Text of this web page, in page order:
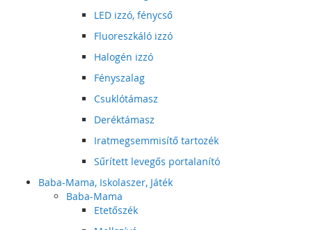
LED izzó, fénycső
Fluoreszkáló izzó
Halogén izzó
Fényszalag
Csuklótámasz
Deréktámasz
Iratmegsemmisítő tartozék
Sűrített levegős portalanító
Baba-Mama, Iskolaszer, Játék
Baba-Mama
Etetőszék